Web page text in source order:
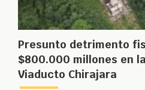
Presunto detrimento
$800.000 millones en
Viaducto Chirajara